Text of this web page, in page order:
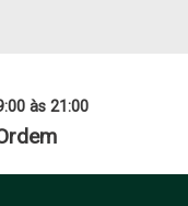
às 21:00